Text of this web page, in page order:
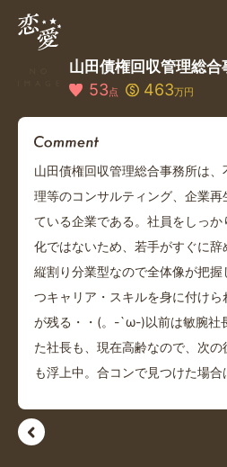
山田債権回収管理総合
53点 463万円
山田債権回収管理総合事務所は
理等のコンサルティング、企業
ている企業である。社員をしっ
化ではないため、若手がすぐに
縦割り分業型なので全体像が把
つキャリア・スキルを身に付けら
が残る・・(。-`ω-)以前は敏腕社
た社長も、現在高齢なので、次
も浮上中。合コンで見つけた場合